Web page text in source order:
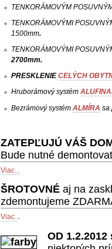
TENKORÁMOVÝM
TENKORÁMOVÝMI
1500mm.
TENKORÁMOVÝMI
2700mm.
PRESKLENIECELÝCH
Hruborámový systém
Bezrámový systémALMÍRA sa
ZATEPĽUJÚ VÁŠ
Bude nutné
Viac...
ŠROTOVNÉaj na
zdemontujeme
Viac...
OD